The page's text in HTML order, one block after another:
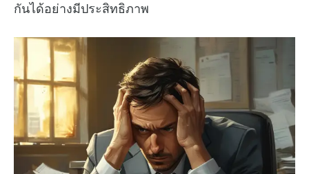
กันได้อย่างมีประสิทธิภาพ